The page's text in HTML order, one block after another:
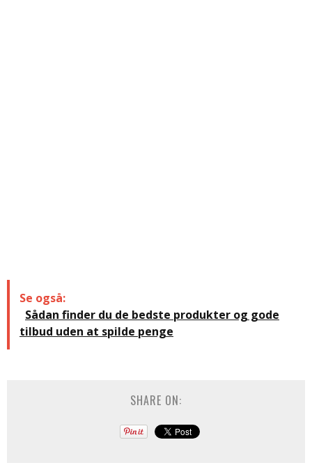
Se også:
Sådan finder du de bedste produkter og gode
tilbud uden at spilde penge
SHARE ON: